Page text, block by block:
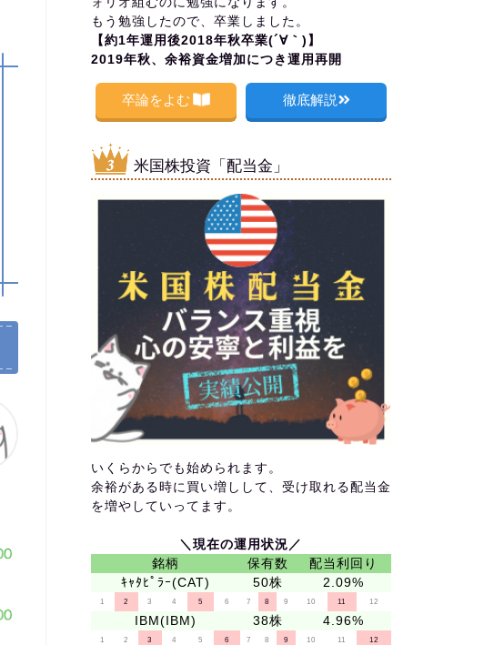
もう勉強したので、卒業しました。
【約1年運用後2018年秋卒業(´∀｀)】
2019年秋、余裕資金増加につき運用再開
卒論をよむ 徹底解説
米国株投資「配当金」
いくらからでも始められます。
余裕がある時に買い増しして、受け取れる配当金
を増やしていってます。
＼現在の運用状況／
銘柄
保有数
配当利回り
ｷｬﾀﾋﾟﾗｰ(CAT)
50株 2.09%
1 2 3 4 5 6 7 8 9 10 11 12
IBM(IBM) 38株 4.96%
1 2 3 4 5 6 7 8 9 10 11 12